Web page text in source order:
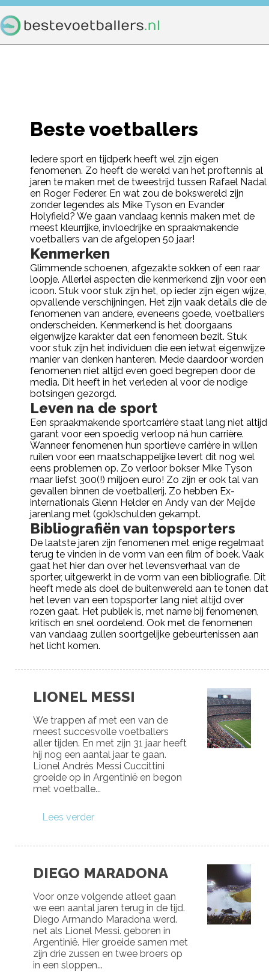
Beste voetballers
Iedere sport en tijdperk heeft wel zijn eigen
fenomenen. Zo heeft de wereld van het proftennis al
jaren te maken met de tweestrijd tussen Rafael Nadal
en Roger Federer. En wat zou de bokswereld zijn
zonder legendes als Mike Tyson en Evander
Holyfield? We gaan vandaag kennis maken met de
meest kleurrijke, invloedrijke en spraakmakende
voetballers van de afgelopen 50 jaar!
Kenmerken
Glimmende schoenen, afgezakte sokken of een raar
loopje. Allerlei aspecten die kenmerkend zijn voor een
icoon. Stuk voor stuk zijn het, op ieder zijn eigen wijze,
opvallende verschijningen. Het zijn vaak details die de
fenomenen van andere, eveneens goede, voetballers
onderscheiden. Kenmerkend is het doorgaans
eigenwijze karakter dat een fenomeen bezit. Stuk
voor stuk zijn het individuen die een ietwat eigenwijze
manier van denken hanteren. Mede daardoor worden
fenomenen niet altijd even goed begrepen door de
media. Dit heeft in het verleden al voor de nodige
botsingen gezorgd.
Leven na de sport
Een spraakmakende sportcarrière staat lang niet altijd
garant voor een spoedig verloop ná hun carrière.
Wanneer fenomenen hun sportieve carrière in willen
ruilen voor een maatschappelijke levert dit nog wel
eens problemen op. Zo verloor bokser Mike Tyson
maar liefst 300(!) miljoen euro! Zo zijn er ook tal van
gevallen binnen de voetballerij. Zo hebben Ex-
internationals Glenn Helder en Andy van der Meijde
jarenlang met (gok)schulden gekampt.
Bibliografiën van topsporters
De laatste jaren zijn fenomenen met enige regelmaat
terug te vinden in de vorm van een film of boek. Vaak
gaat het hier dan over het levensverhaal van de
sporter, uitgewerkt in de vorm van een bibliografie. Dit
heeft mede als doel de buitenwereld aan te tonen dat
het leven van een topsporter lang niet altijd over
rozen gaat. Het publiek is, met name bij fenomenen,
kritisch en snel oordelend. Ook met de fenomenen
van vandaag zullen soortgelijke gebeurtenissen aan
het licht komen.
LIONEL MESSI
We trappen af met een van de
meest succesvolle voetballers
aller tijden. En met zijn 31 jaar heeft
hij nog een aantal jaar te gaan.
Lionel Andrés Messi Cuccittini
groeide op in Argentinië en begon
met voetballe...
Lees verder
DIEGO MARADONA
Voor onze volgende atleet gaan
we een aantal jaren terug in de tijd.
Diego Armando Maradona werd.
net als Lionel Messi. geboren in
Argentinië. Hier groeide samen met
zijn drie zussen en twee broers op
in een sloppen...